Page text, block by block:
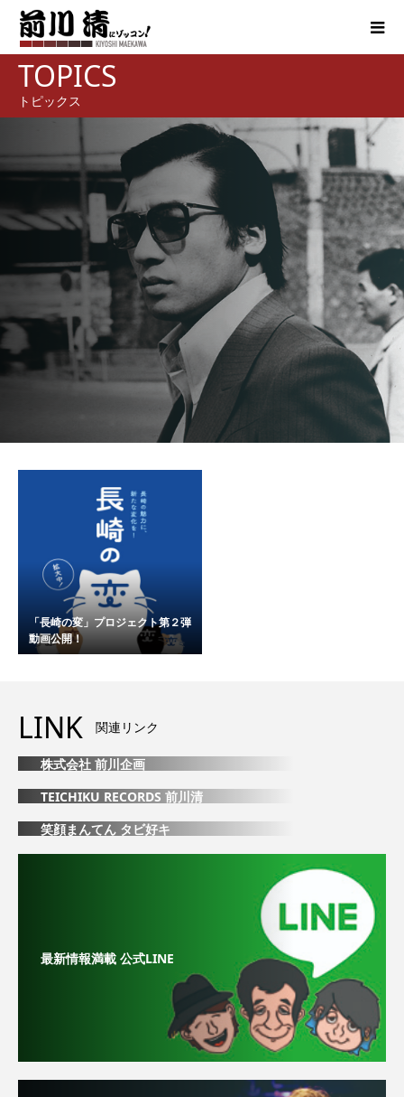
TOPICS
トピックス
「長崎の変」プロジェクト第２弾
動画公開！
LINK 関連リンク
株式会社 前川企画
TEICHIKU RECORDS 前川清
笑顔まんてん タビ好キ
最新情報満載 公式LINE